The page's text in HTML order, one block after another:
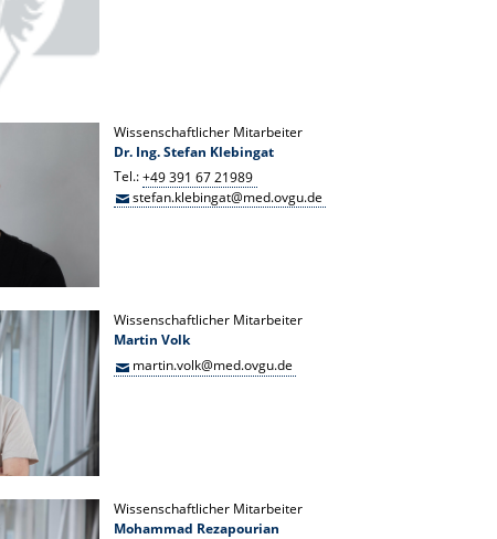
Wissenschaftlicher Mitarbeiter
Dr. Ing. Stefan Klebingat
Tel.:+49 391 67 21989
stefan.klebingat@med.ovgu.de
Wissenschaftlicher Mitarbeiter
Martin Volk
martin.volk@med.ovgu.de
Wissenschaftlicher Mitarbeiter
Mohammad Rezapourian